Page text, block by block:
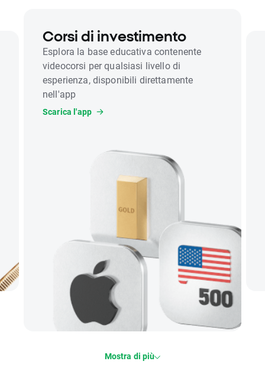
Corsi di investimento
Esplora la base educativa contenente
videocorsi per qualsiasi livello di
esperienza, disponibili direttamente
nell'app
Scarica l'app
Mostra di più